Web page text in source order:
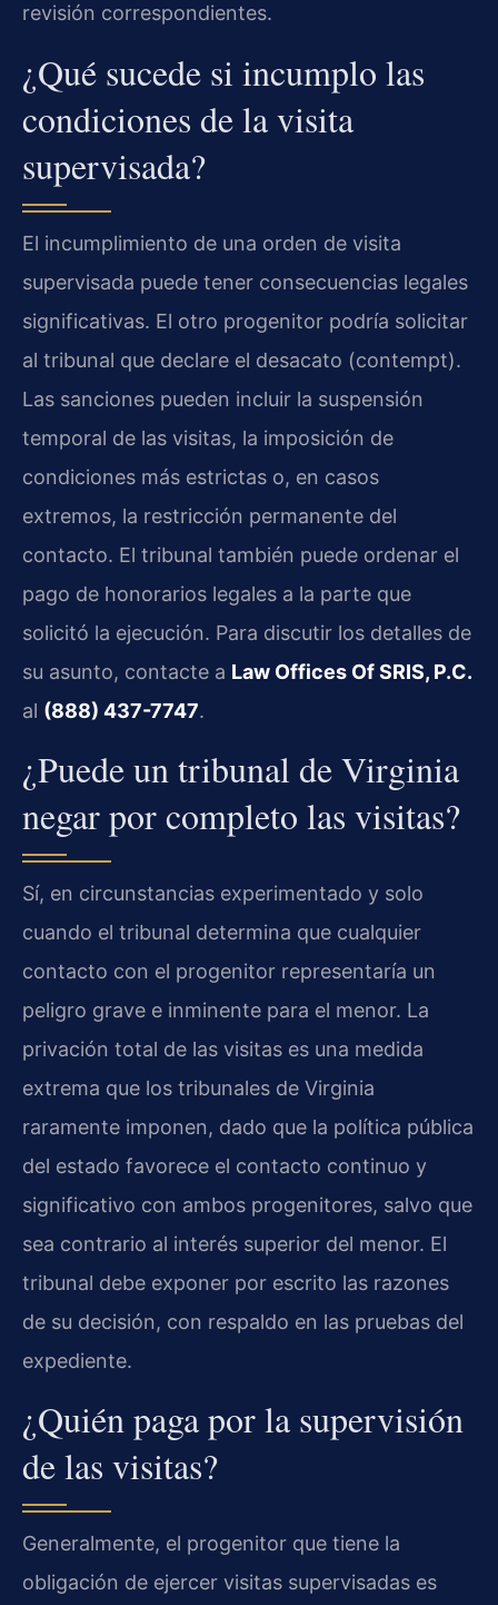
revisión correspondientes.
¿Qué sucede si incumplo las
condiciones de la visita
supervisada?
El incumplimiento de una orden de visita
supervisada puede tener consecuencias legales
significativas. El otro progenitor podría solicitar
al tribunal que declare el desacato (contempt).
Las sanciones pueden incluir la suspensión
temporal de las visitas, la imposición de
condiciones más estrictas o, en casos
extremos, la restricción permanente del
contacto. El tribunal también puede ordenar el
pago de honorarios legales a la parte que
solicitó la ejecución. Para discutir los detalles de
su asunto, contacte a Law Offices Of SRIS, P.C.
al (888) 437-7747.
¿Puede un tribunal de Virginia
negar por completo las visitas?
Sí, en circunstancias experimentado y solo
cuando el tribunal determina que cualquier
contacto con el progenitor representaría un
peligro grave e inminente para el menor. La
privación total de las visitas es una medida
extrema que los tribunales de Virginia
raramente imponen, dado que la política pública
del estado favorece el contacto continuo y
significativo con ambos progenitores, salvo que
sea contrario al interés superior del menor. El
tribunal debe exponer por escrito las razones
de su decisión, con respaldo en las pruebas del
expediente.
¿Quién paga por la supervisión
de las visitas?
Generalmente, el progenitor que tiene la
obligación de ejercer visitas supervisadas es